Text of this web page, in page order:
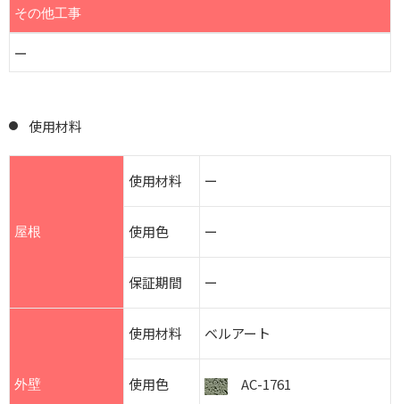
その他工事
ー
使用材料
屋根
使用材料 ー
使用色 ー
保証期間 ー
外壁
使用材料 ベルアート
使用色 AC-1761